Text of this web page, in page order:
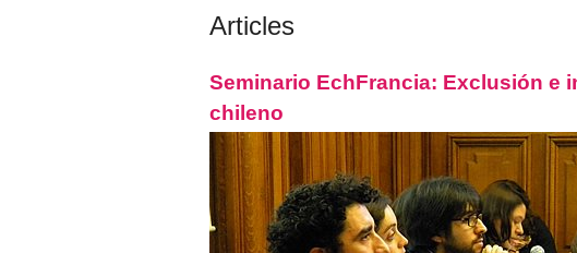
Articles
Seminario EchFrancia: Exclusión e
chileno